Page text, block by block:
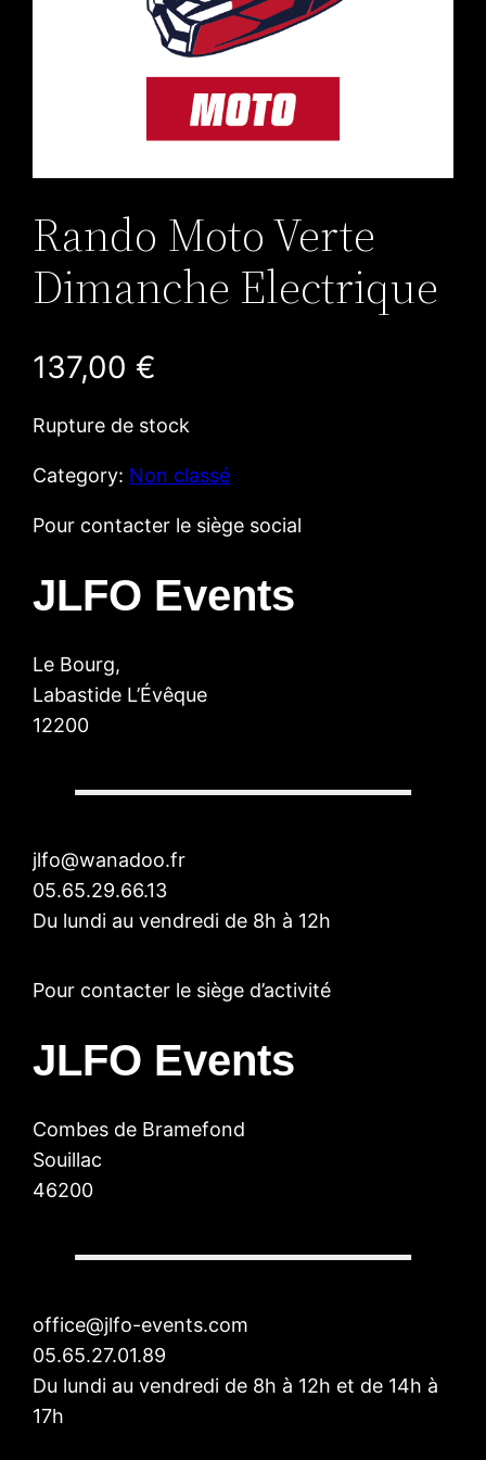
Rando Moto Verte
Dimanche Electrique
137,00€
Rupture de stock
Category: Non classé
Pour contacter le siège social
JLFO Events
Le Bourg,
Labastide L’Évêque
12200
jlfo@wanadoo.fr
05.65.29.66.13
Du lundi au vendredi de 8h à 12h
Pour contacter le siège d’activité
JLFO Events
Combes de Bramefond
Souillac
46200
office@jlfo-events.com
05.65.27.01.89
Du lundi au vendredi de 8h à 12h et de 14h à
17h